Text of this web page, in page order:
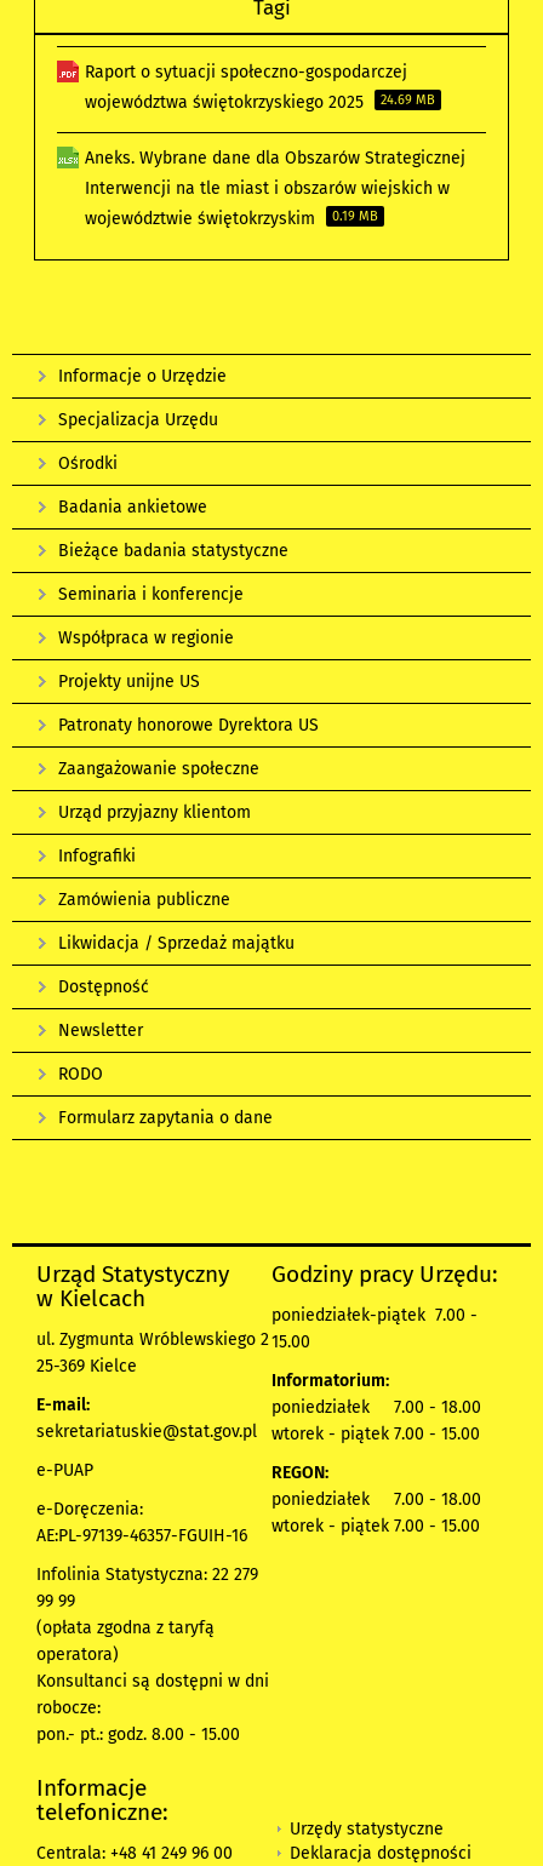
Tagi
Raport o sytuacji społeczno-gospodarczej
województwa świętokrzyskiego 2025
24.69 MB
Aneks. Wybrane dane dla Obszarów Strategicznej
Interwencji na tle miast i obszarów wiejskich w
województwie świętokrzyskim
0.19 MB
Informacje o Urzędzie
Specjalizacja Urzędu
Ośrodki
Badania ankietowe
Bieżące badania statystyczne
Seminaria i konferencje
Współpraca w regionie
Projekty unijne US
Patronaty honorowe Dyrektora US
Zaangażowanie społeczne
Urząd przyjazny klientom
Infografiki
Zamówienia publiczne
Likwidacja / Sprzedaż majątku
Dostępność
Newsletter
RODO
Formularz zapytania o dane
Urząd Statystyczny
w Kielcach
ul. Zygmunta Wróblewskiego 2
25-369 Kielce
E-mail:
sekretariatuskie@stat.gov.pl
e-PUAP
e-Doręczenia:
AE:PL-97139-46357-FGUIH-16
Infolinia Statystyczna: 22 279
99 99
(opłata zgodna z taryfą
operatora)
Konsultanci są dostępni w dni
robocze:
pon.- pt.: godz. 8.00 - 15.00
Godziny pracy Urzędu:
poniedziałek-piątek 7.00 -
15.00
Informatorium:
poniedziałek 7.00 - 18.00
wtorek - piątek 7.00 - 15.00
REGON:
poniedziałek 7.00 - 18.00
wtorek - piątek 7.00 - 15.00
Informacje
telefoniczne:
Centrala: +48 41 249 96 00
Urzędy statystyczne
Deklaracja dostępności